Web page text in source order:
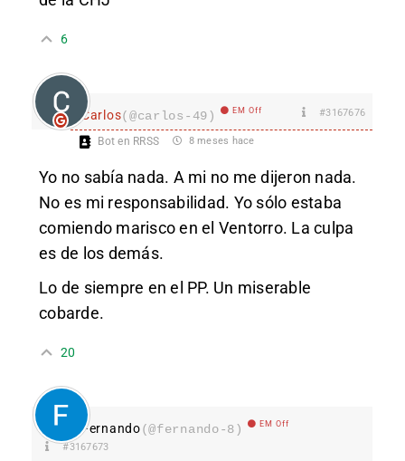
6
Carlos(@carlos-49) EM Off #3167676
Bot en RRSS 8 meses hace
Yo no sabía nada. A mi no me dijeron nada.
No es mi responsabilidad. Yo sólo estaba
comiendo marisco en el Ventorro. La culpa
es de los demás.
Lo de siempre en el PP. Un miserable
cobarde.
20
Fernando(@fernando-8) EM Off
#3167673